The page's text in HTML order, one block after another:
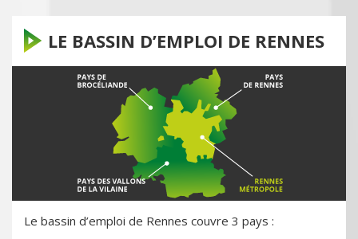
LE BASSIN D’EMPLOI DE RENNES
Le bassin d’emploi de Rennes couvre 3 pays :